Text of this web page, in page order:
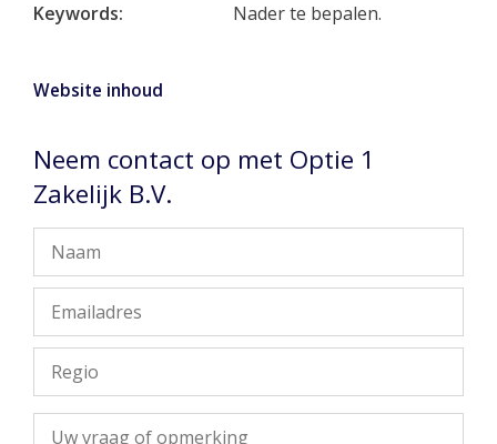
Keywords: Nader te bepalen.
Website inhoud
Neem contact op met Optie 1
Zakelijk B.V.